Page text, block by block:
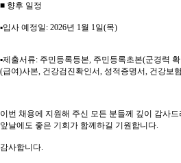
■ 향후 일정
▪입사 예정일 : 2026년 1월 1일(목)
▪제출서류: 주민등록등본, 주민등록초본(군경력
(급여)사본, 건강검진확인서, 성적증명서, 건강보
이번 채용에 지원해 주신 모든 분들께 깊이 감사드
앞날에도 좋은 기회가 함께하길 기원합니다.
감사합니다.